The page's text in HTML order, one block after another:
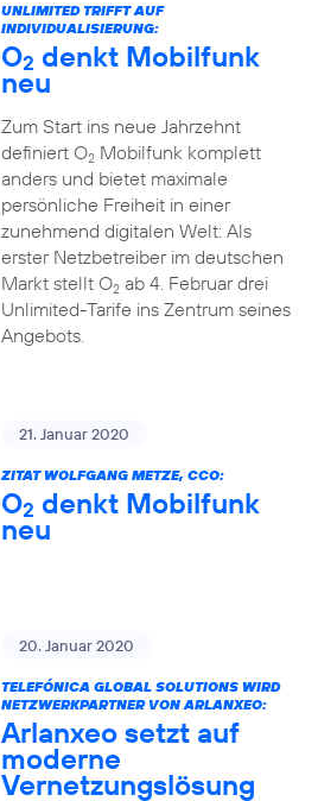
UNLIMITED TRIFFT AUF
INDIVIDUALISIERUNG:
O2 denkt Mobilfunk
neu
Zum Start ins neue Jahrzehnt
definiert O2Mobilfunk komplett
anders und bietet maximale
persönliche Freiheit in einer
zunehmend digitalen Welt: Als
erster Netzbetreiber im deutschen
Markt stellt O2ab 4. Februar drei
Unlimited-Tarife ins Zentrum seines
Angebots.
21. Januar 2020
ZITAT WOLFGANG METZE, CCO:
O2 denkt Mobilfunk
neu
20. Januar 2020
TELEFÓNICA GLOBAL SOLUTIONS WIRD
NETZWERKPARTNER VON ARLANXEO:
Arlanxeo setzt auf
moderne
Vernetzungslösung